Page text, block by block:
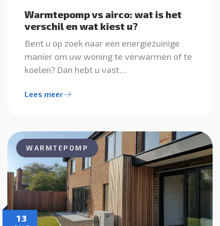
Warmtepomp vs airco: wat is het
verschil en wat kiest u?
Bent u op zoek naar een energiezuinige
manier om uw woning te verwarmen of te
koelen? Dan hebt u vast…
Lees meer
13
WARMTEPOMP